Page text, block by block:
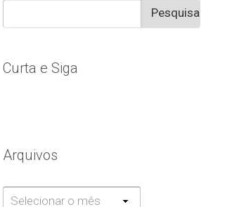
por:
Curta e Siga
Arquivos
Arquivos